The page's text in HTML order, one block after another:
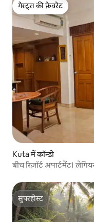
गेस्ट्स की फ़ेवरेट
गेस्ट्स की फ़ेवरेट
Kuta में कॉन्डो
बीच रिज़ॉर्ट अपार्टमेंट।
सुपरहोस्ट
सुपरहोस्ट